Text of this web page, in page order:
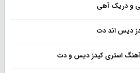
و دریک آهی
دیس اند دت
آهنگ استری کیدز دیس و دت